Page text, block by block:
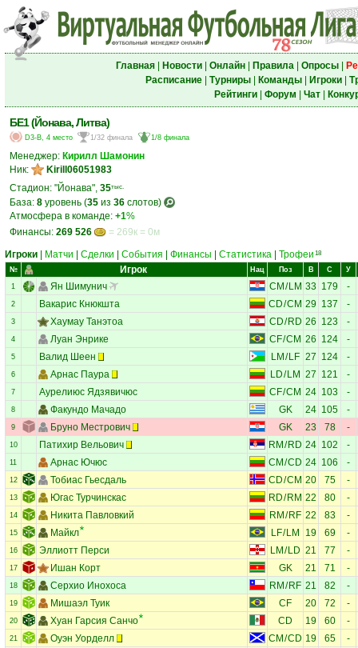
Главная| Новости| Онлайн| Правила| Опросы|
Расписание| Турниры| Команды| Игроки|
Рейтинги| Форум Чат|
БЕ1 (Йонава, Литва)
D3-B, 4 место 1/32 финала 1/8 финала
Менеджер: Кирилл Шамонин
Ник:
Kirill06051983
Стадион: "Йонава", 35тыс.
База: 8 уровень (35 из 36 слотов)
Атмосфера в команде: +1%
Финансы: 269 526
= 269к = 0м
Игроки
Матчи Сделки События Финансы Статистика Трофеи 18
№ Игрок Нац Поз В С У
1 Ян Шимунич CM /LM 33 179 -
2 Вакарис Кнюкшта CD/CM 29 137 -
3 Хаумау Танэтоа CD/RD 26 123 -
4 Луан Энрике CF/CM 26 124 -
5 Валид Шеен LM / LF 27 124 -
6 Арнас Паура LD/ LM 27 121 -
7 Аурелиюс Ядзявичюс CF/CM 24 103 -
8 Факундо Мачадо GK 24 105 -
9 Бруно Местрович GK 23 78 -
10 Патихир Вельович RM / RD 24 102 -
11 Арнас Ючюс CM /CD 24 106 -
12 Тобиас Гьесдаль CD/CM 20 75 -
13 Югас Турчинскас RD/ RM 22 80 -
14 Никита Павловкий RM / RF 22 83 -
15 Майкл LF/ LM 19 69 -
16 Эллиотт Перси LM / LD 21 77 -
17 Ишан Корт GK 21 71 -
18 Серхио Инохоса RM / RF 21 82 -
19 Мишаэл Туик CF 20 72 -
20 Хуан Гарсия Санчо CD 19 60 -
21 Оуэн Уорделл CM /CD 19 65 -